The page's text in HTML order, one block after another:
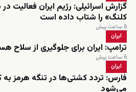
گزارش اسرائیلی: رژیم ایران فعالیت
کلنگ» را شتاب داده است
6 ساعت پیش
ایران
ترامپ: ایران برای جلوگیری از سلاح
6 ساعت پیش
ایران
فارس: تردد کشتی‌ها در تنگه هرمز به
می‌شود